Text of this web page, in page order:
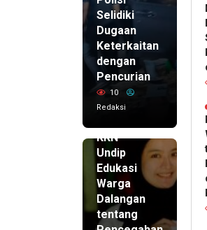
Selidiki
Dugaan
Keterkaitan
dengan
Pencurian
10
Redaksi
KKN
Undip
Edukasi
Warga
Dalangan
tentang